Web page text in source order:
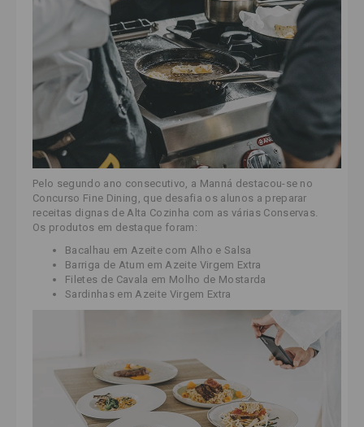
Pelo segundo ano consecutivo, a Manná destacou-se no
Concurso Fine Dining, que desafia os alunos a preparar
receitas dignas de Alta Cozinha com as várias Conservas.
Os produtos em destaque foram:
Bacalhau em Azeite com Alho e Salsa
Barriga de Atum em Azeite Virgem Extra
Filetes de Cavala em Molho de Mostarda
Sardinhas em Azeite Virgem Extra